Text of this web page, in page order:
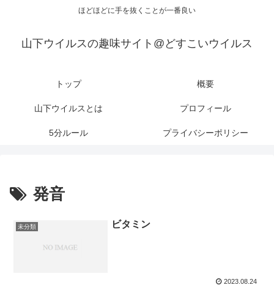
ほどほどに手を抜くことが一番良い
山下ウイルスの趣味サイト@どすこいウイルス
トップ 概要
山下ウイルスとは プロフィール
5分ルール プライバシーポリシー
発音
未分類 ビタミン
2023.08.24